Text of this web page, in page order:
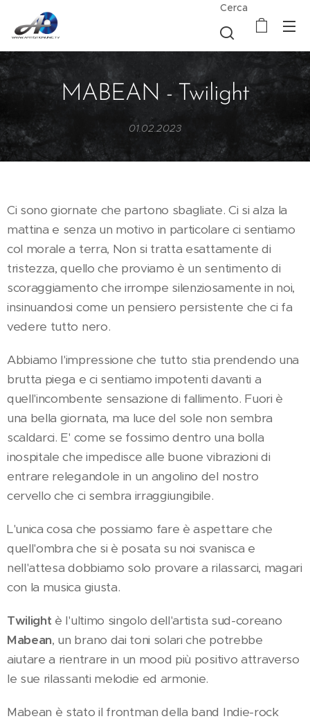
Cerca
MABEAN - Twilight
01.02.2023
Ci sono giornate che partono sbagliate. Ci si alza la
mattina e senza un motivo in particolare ci sentiamo
col morale a terra, Non si tratta esattamente di
tristezza, quello che proviamo è un sentimento di
scoraggiamento che irrompe silenziosamente in noi,
insinuandosi come un pensiero persistente che ci fa
vedere tutto nero.
Abbiamo l'impressione che tutto stia prendendo una
brutta piega e ci sentiamo impotenti davanti a
quell'incombente sensazione di fallimento. Fuori è
una bella giornata, ma luce del sole non sembra
scaldarci. E' come se fossimo dentro una bolla
inospitale che impedisce alle buone vibrazioni di
entrare relegandole in un angolino del nostro
cervello che ci sembra irraggiungibile.
L'unica cosa che possiamo fare è aspettare che
quell'ombra che si è posata su noi svanisca e
nell'attesa dobbiamo solo provare a rilassarci, magari
con la musica giusta.
Twilight è l'ultimo singolo dell'artista sud-coreano
Mabean, un brano dai toni solari che potrebbe
aiutare a rientrare in un mood più positivo attraverso
le sue rilassanti melodie ed armonie.
Mabean è stato il frontman della band Indie-rock